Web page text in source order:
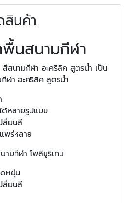
สินค้า
พื้นสนามกีฬา
สนามกีฬา อะคริลิค สูตรน้ำ เป็น
ฬา อะคริลิค สูตรน้ำ
ด้หลายรูปแบบ
ลี่ยนสี
พร่หลาย
ามกีฬา โพลิยูริเทน
หยุ่น
ลี่ยนสี